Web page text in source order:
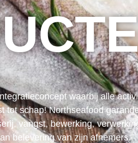
waarbij alle
tot schap! Northseafood
vangst, bewerking,
belevering van zijn afnemers.